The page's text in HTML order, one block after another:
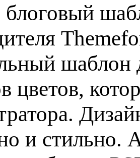
шаблон
цветов,
и стильно.